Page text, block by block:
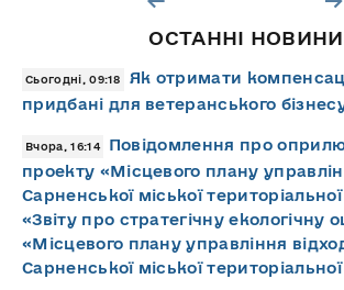
ОСТАННІ НОВИНИ
Сьогодні, 09:18
Як отримати
придбані для ветеранського
Вчора, 16:14
Повідомлення про
проекту «Місцевого плану
Сарненської міської
«Звіту про стратегічну екологічну
«Місцевого плану управління
Сарненської міської